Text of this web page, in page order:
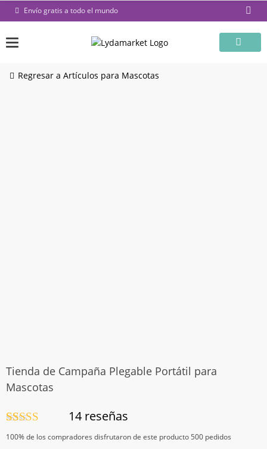
Saltar Envío gratis a todo el mundo
Regresar a Artículos para Mascotas
Tienda de Campaña Plegable Portátil para
Mascotas
con5.00de
14reseñas
100%de los compradores disfrutaron de este producto 500 pedidos